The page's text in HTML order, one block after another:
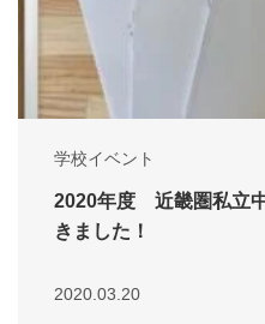
学校イベント
2020年度 近畿圏私立
きました！
2020.03.20